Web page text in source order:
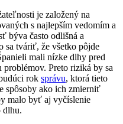
je založený na
s najlepším vedomím a
býva často odlišná a
sa tváriť, že všetko pôjde
mali nízke dlhy pred
Preto riziká by sa
rok správu, ktorá tieto
spôsoby ako ich zmierniť
malo byť aj vyčíslenie
dlhu.